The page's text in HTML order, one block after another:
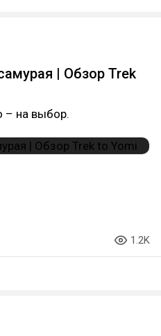
| Обзор Trek
– на выбор.
1.2K